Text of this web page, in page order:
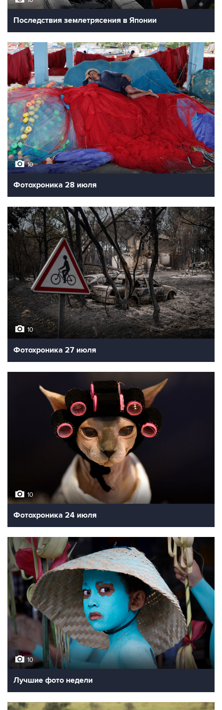
Последствия землетрясения в Японии
10
Фотохроника 28 июля
10
Фотохроника 27 июля
10
Фотохроника 24 июля
10
Лучшие фото недели